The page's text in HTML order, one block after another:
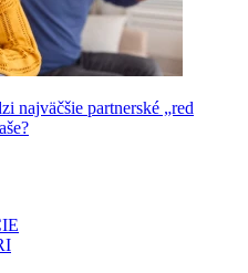
najväčšie partnerské „red